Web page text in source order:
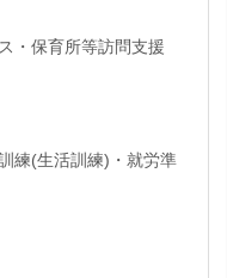
・保育所等訪問支援
練(生活訓練)・就労準